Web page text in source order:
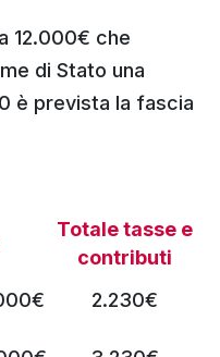
12.000€ che
di Stato una
è prevista la fascia
Totale tasse e
contributi
2.230€